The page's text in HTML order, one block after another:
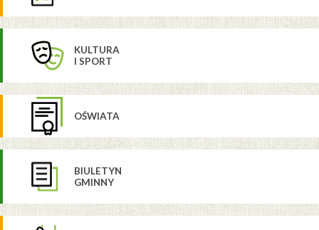
KULTURA
I SPORT
OŚWIATA
BIULETYN
GMINNY